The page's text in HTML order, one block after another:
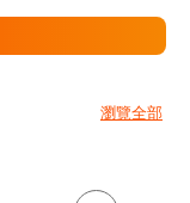
瀏覽全部